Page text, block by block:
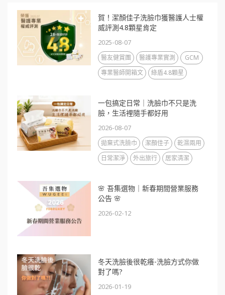
賀！潔顏佳子洗臉巾獲醫護人士權
威評測4.8顆星肯定
2025-08-07
醫友健賞團 醫護專業實測
GCM
專業醫師開箱文
綠盾4.8顆星
一包搞定日常｜洗臉巾不只是洗
臉，生活裡隨手都好用
2026-08-07
拋棄式洗臉巾 潔顏佳子
乾濕兩用
日常潔淨
外出旅行 居家清潔
🌸 吾集選物｜新春期間營業服務
公告 🌸
2026-02-12
冬天洗臉後很乾癢-洗臉方式你做
對了嗎?
2026-01-19